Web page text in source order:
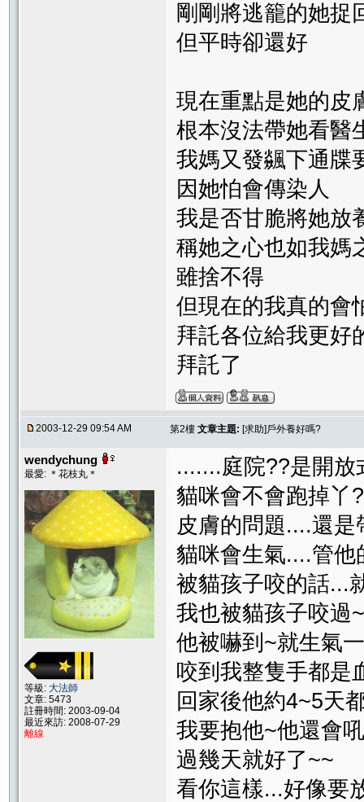
剛剛將逃籠的她捉
但平時卻還好
現在重點是她的皮
根本沒法帶她看醫
我媽又發飊下通牒
因她怕會傳染人
我是否甘脆將她放
稱她之心也如我媽
雖捨不得
但現在的我真的會
拜託各位給我更好
拜託了
2003-12-29 09:54 AM 第2樓 文章主題: [求助]戶外養好嗎?
wendychung
最愛: ＊花枝丸＊
等級: 大法師
文章: 5473
註冊時間: 2003-09-04
最近來訪: 2008-07-29
離線
.......庭院??是開放
貓咪會不會跑掉丫?
皮膚的問題....還
貓咪會生氣....管
被貓孩子咬的話...
我也被貓孩子咬過
他被嚇到~就生氣
咬到我整隻手都是
回家後他約4~5天
我要抱他~他還會
過幾天就好了~~
看你這樣...好像要